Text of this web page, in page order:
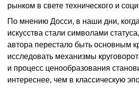
рынком в свете технического и
По мнению Досси, в наши дни,
искусства стали символами
автора перестало быть основным
исследовать механизмы
и процесс ценообразования
интереснее, чем в классическую